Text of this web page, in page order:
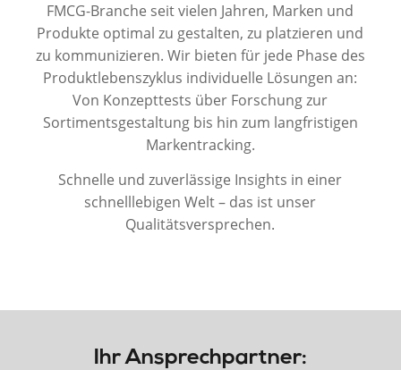
FMCG-Branche seit vielen Jahren, Marken und
Produkte optimal zu gestalten, zu platzieren und
zu kommunizieren. Wir bieten für jede Phase des
Produktlebenszyklus individuelle Lösungen an:
Von Konzepttests über Forschung zur
Sortimentsgestaltung bis hin zum langfristigen
Markentracking.
Schnelle und zuverlässige Insights in einer
schnelllebigen Welt – das ist unser
Qualitätsversprechen.
Ihr Ansprechpartner: